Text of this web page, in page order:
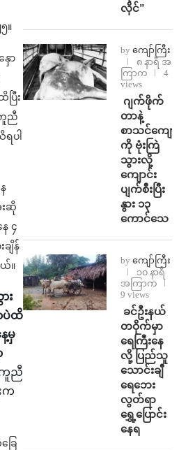
။
ော
ြီး
ညီ
ပါ
ဆို
၄
ျိန်
။
း
ပဲထိ
မှ
ညီ
က
ြေ
လိုင်”
by ကျော်ကြီး
၈ နာရီ အ
ကြာက
4
views
⁨⁩ ⁨ဂျက်ဖိုက်
တာနဲ့
စာသင်ကျော
ကို ဗုံးကြဲ
သွားလို့
ကျောင်း
ပျက်စီးပြီး
နွား ၁၃
ကောင်သေ
by ကျော်ကြီး
၁၀ နာရီ
အကြာက
9 views
⁩ ⁨ခင်ဦးနယ်
တဝိုက်မှာ
ရေကြီးနေ
လို့ ပြည်သူ
သောင်းချီ
ရေဘေး
လွတ်ရာ
ရွှေ့ပြောင်း
နေရ